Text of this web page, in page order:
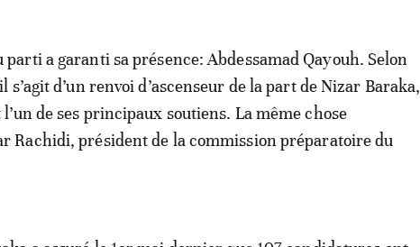
a garanti sa présence: Abdessamad Qayouh. Selon
d’un renvoi d’ascenseur de la part de Nizar Baraka,
de ses principaux soutiens. La même chose
Rachidi, président de la commission préparatoire du